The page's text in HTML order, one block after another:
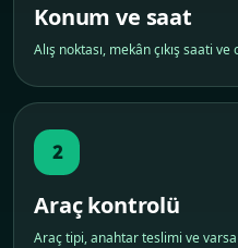
Konum ve saat
Alış noktası, mekân çıkış saati ve
2
Araç kontrolü
Araç tipi, anahtar teslimi ve varsa